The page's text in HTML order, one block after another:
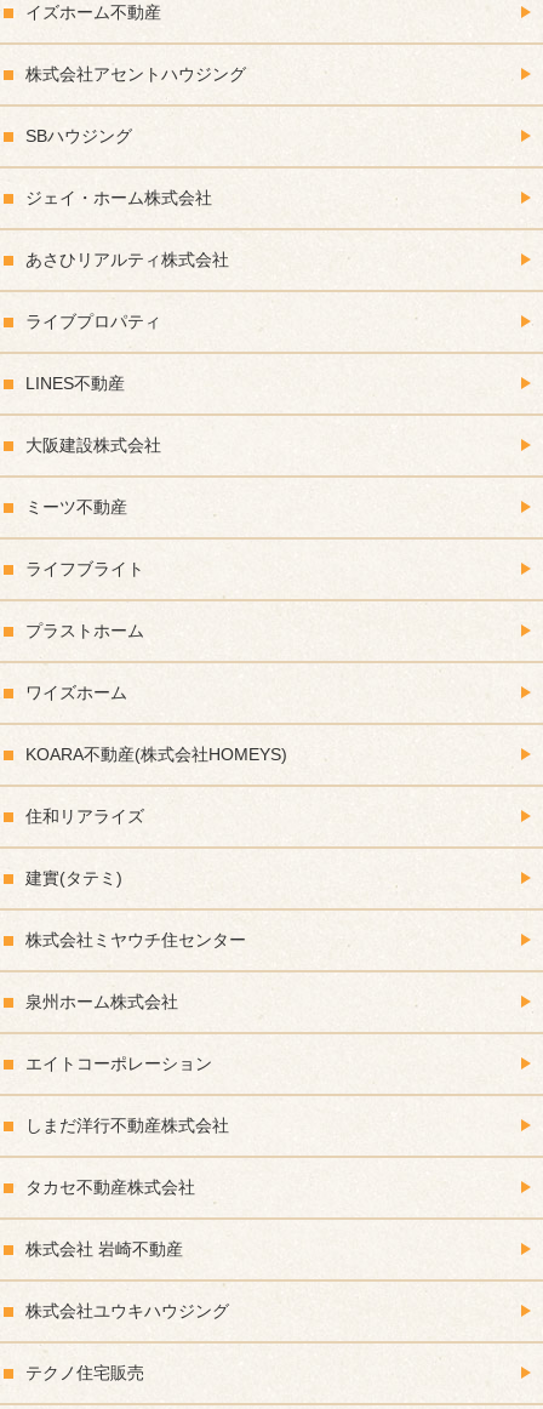
イズホーム不動産
株式会社アセントハウジング
SBハウジング
ジェイ・ホーム株式会社
あさひリアルティ株式会社
ライブプロパティ
LINES不動産
大阪建設株式会社
ミーツ不動産
ライフブライト
プラストホーム
ワイズホーム
KOARA不動産(株式会社HOMEYS)
住和リアライズ
建實(タテミ)
株式会社ミヤウチ住センター
泉州ホーム株式会社
エイトコーポレーション
しまだ洋行不動産株式会社
タカセ不動産株式会社
株式会社 岩崎不動産
株式会社ユウキハウジング
テクノ住宅販売